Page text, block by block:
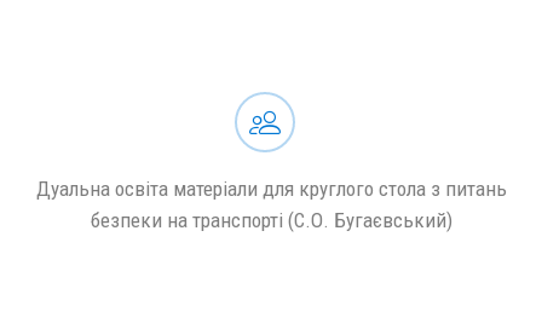
Дуальна освіта матеріали для круглого стола з питань
безпеки на транспорті (С.О. Бугаєвський)